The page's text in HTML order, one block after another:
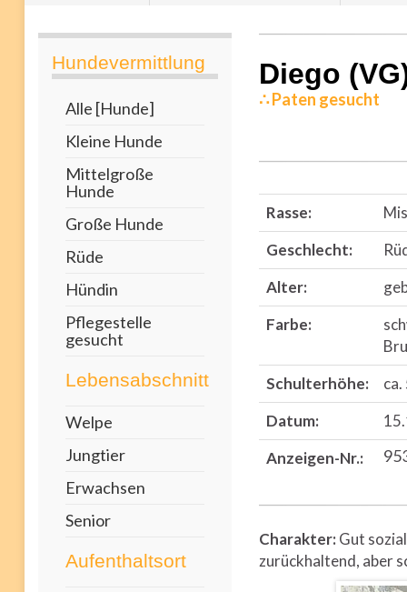
Hundevermittlung
Alle [Hunde]
Kleine Hunde
Mittelgroße
Hunde
Große Hunde
Rüde
Hündin
Pflegestelle
gesucht
Lebensabschnitt
Welpe
Jungtier
Erwachsen
Senior
Aufenthaltsort
Diego
∴ Paten gesucht
Rasse:
Geschlecht:
Alter:
Farbe:
Schulterhöhe:
ca.
Datum:
Anzeigen-Nr.:
Charakter: Gut
zurückhaltend, aber